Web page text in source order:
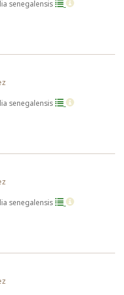
senegalensis
senegalensis
senegalensis